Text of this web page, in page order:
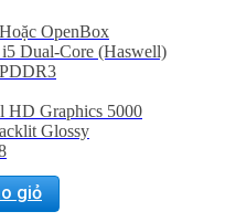
OpenBox
Dual-Core (Haswell)
HD Graphics 5000
Glossy
Fi, Bluetooth 4.0
One Thunderbolt Port
HD Camera
giỏ